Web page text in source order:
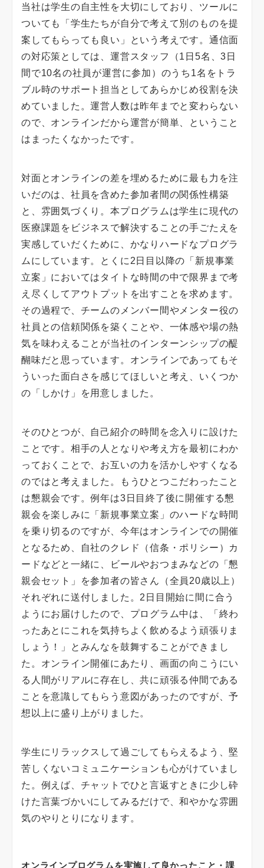
当社は学生の自主性を大切にしており、ツールに
ついても「学生たちが自分で考えて別のものを提
案してもらっても良い」という考えです。通信面
の対応策としては、運営スタッフ（1日5名、3日
間で10名の社員が運営に参加）のうち1名をトラ
ブル時のサポート担当としてあらかじめ役割を決
めていました。運営人数は昨年までと変わらない
ので、オンラインだから運営が簡単、ということ
はまったくなかったです。
対面とオンラインの差を埋めるために最も力を注
いだのは、社員を含めた参加者間の関係性構築
と、雰囲気づくり。本プログラムは学生に現代の
医療課題をビジネスで解決することの手ごたえを
実感していだくために、かなりハードなプログラ
ムにしています。とくに2日目以降の「新規事業
立案」においてはタイトな時間の中で限界まで考
え尽くしてアウトプットを出すことを求めます。
その過程で、チームのメンバー間やメンター役の
社員との信頼関係を築くことや、一体感や場の熱
気を味わえることが当社のインターンシップの醍
醐味だと思っています。オンラインであってもそ
ういった面白さを感じてほしいと考え、いくつか
の「しかけ」を用意しました。
そのひとつが、自己紹介の時間を念入りに設けた
ことです。相手の人となりや考え方を最初にわか
っておくことで、お互いの力を活かしやすくなる
のではと考えました。もうひとつこだわったこと
は懇親会です。例年は3日目終了後に開催する懇
親会を楽しみに「新規事業立案」のハードな時間
を乗り切るのですが、今年はオンラインでの開催
となるため、自社のクレド（信条・ポリシー）カ
ードなどと一緒に、ビールやおつまみなどの「懇
親会セット」を参加者の皆さん（全員20歳以上）
それぞれに送付しました。2日目開始に間に合う
ようにお届けしたので、プログラム中は、「終わ
ったあとにこれを気持ちよく飲めるよう頑張りま
しょう！」とみんなを鼓舞することができまし
た。オンライン開催にあたり、画面の向こうにい
る人間がリアルに存在し、共に頑張る仲間である
ことを意識してもらう意図があったのですが、予
想以上に盛り上がりました。
学生にリラックスして過ごしてもらえるよう、堅
苦しくないコミュニケーションも心がけていまし
た。例えば、チャットでひと言返すときに少し砕
けた言葉づかいにしてみるだけで、和やかな雰囲
気のやりとりになります。
オンラインプログラムを実施して良かったこと・課